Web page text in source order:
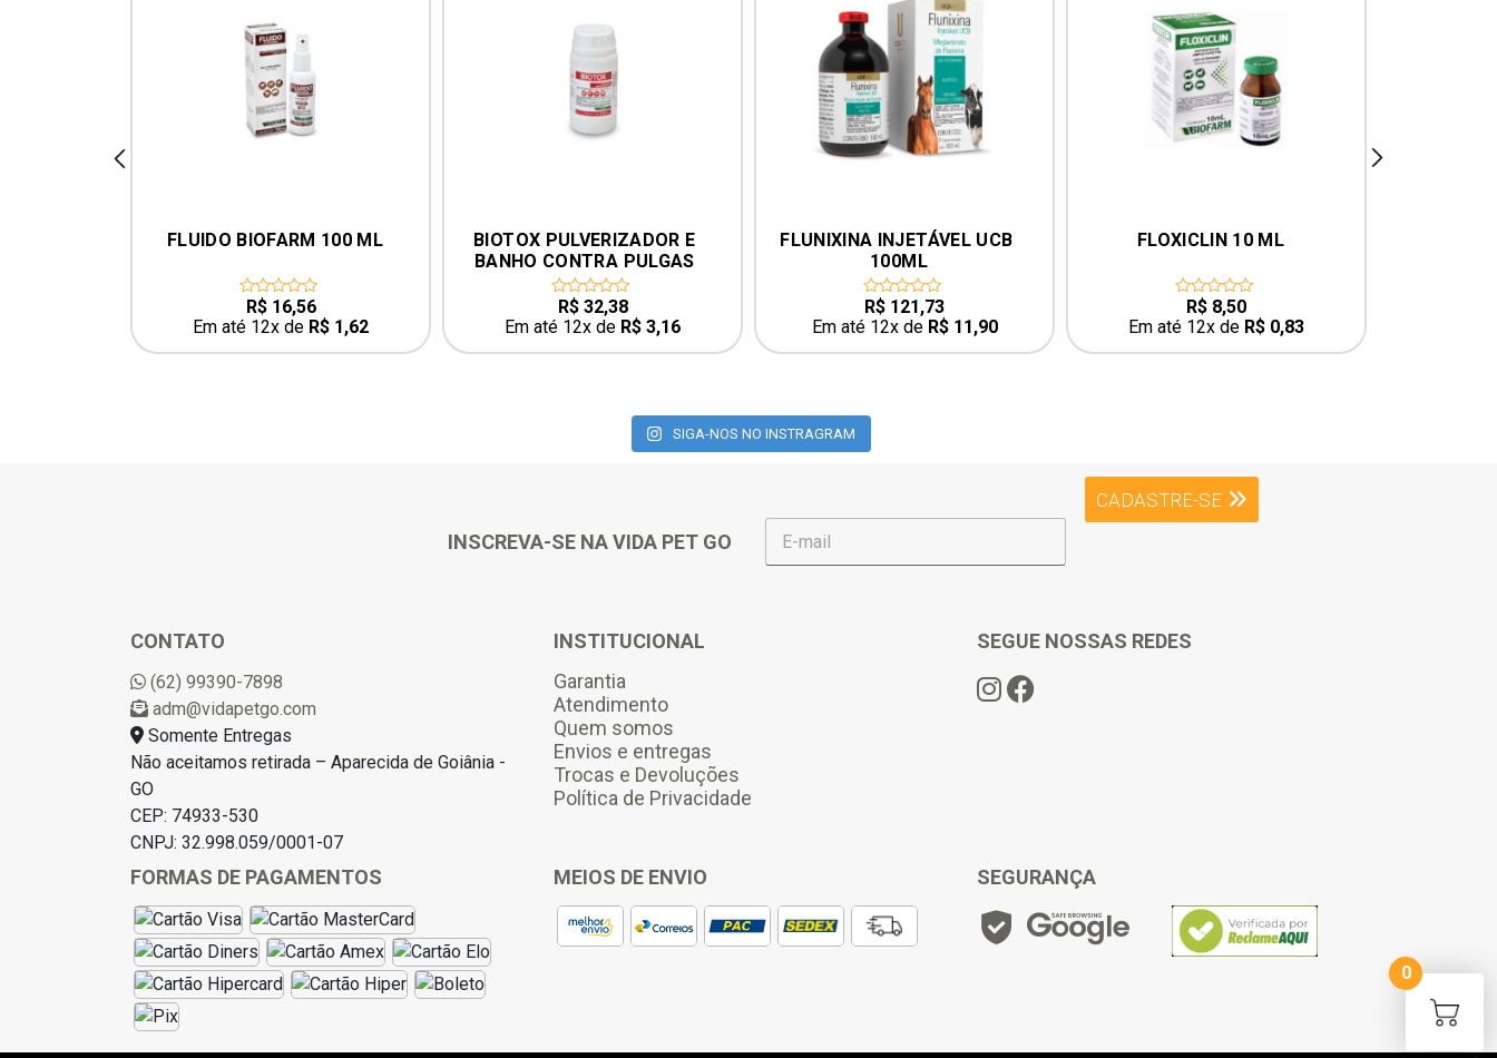
BIOTOX PULVERIZADOR E
CARRAPATOS BIOFARM 250ML
0
out
of
5
R$
Em até 12x deR$
FLUNIXINA INJETÁVEL UCB
100ML
0
out
of
5
R$121,73
Em até 12x de R$
FLOXICLIN 10 ML
0
out
of
5
R$
Em até 12x deR$
FLUIDO BIOFARM 100 ML
0
out
of
5
R$
Em até 12x deR$
prev
next
SIGA-NOS NO INSTRAGRAM
INSCREVA-SE NA VIDA PET GO
m
CADASTRE-SE
CONTATO
(62) 99390-7898
adm@vidapetgo.com
Somente Entregas
Não aceitamos retirada – Aparecida de Goiânia -
GO
CEP: 74933-530
CNPJ: 32.998.059/0001-07
INSTITUCIONAL
Garantia
Atendimento
Quem somos
Envios e entregas
Trocas e Devoluções
Política de Privacidade
SEGUE NOSSAS REDES
FORMAS DE PAGAMENTOS MEIOS DE ENVIO SEGURANÇA
0